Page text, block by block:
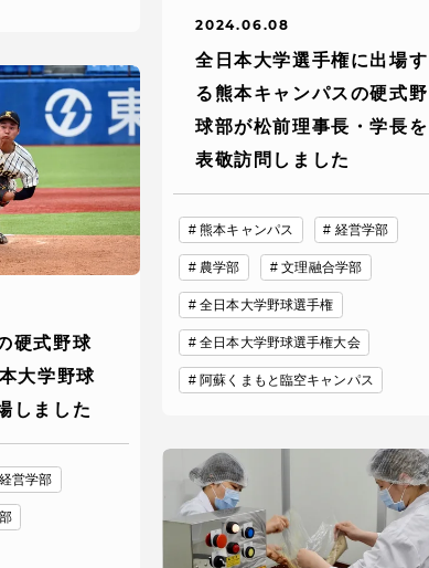
硬式野球
大学野球
しました
経営学部
2024.06.08
全日本大学選手権に出場す
る熊本キャンパスの硬式野
球部が松前理事長・学長を
表敬訪問しました
熊本キャンパス 経営学部
農学部 文理融合学部
全日本大学野球選手権
全日本大学野球選手権大会
阿蘇くまもと臨空キャンパス
湘南キャンパス
札幌キャンパス